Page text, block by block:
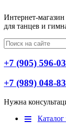
Интернет-магазин
для танцев и
+7 (905) 596-
+7 (989) 048-
Нужна
Меню
Каталог